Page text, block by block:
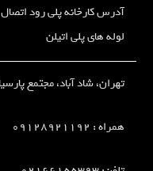
آدرس کارخانه پلی رود اتصال
لوله های پلی اتیلن
تهران، شاد آباد، مجتمع
همراه : 09128921192